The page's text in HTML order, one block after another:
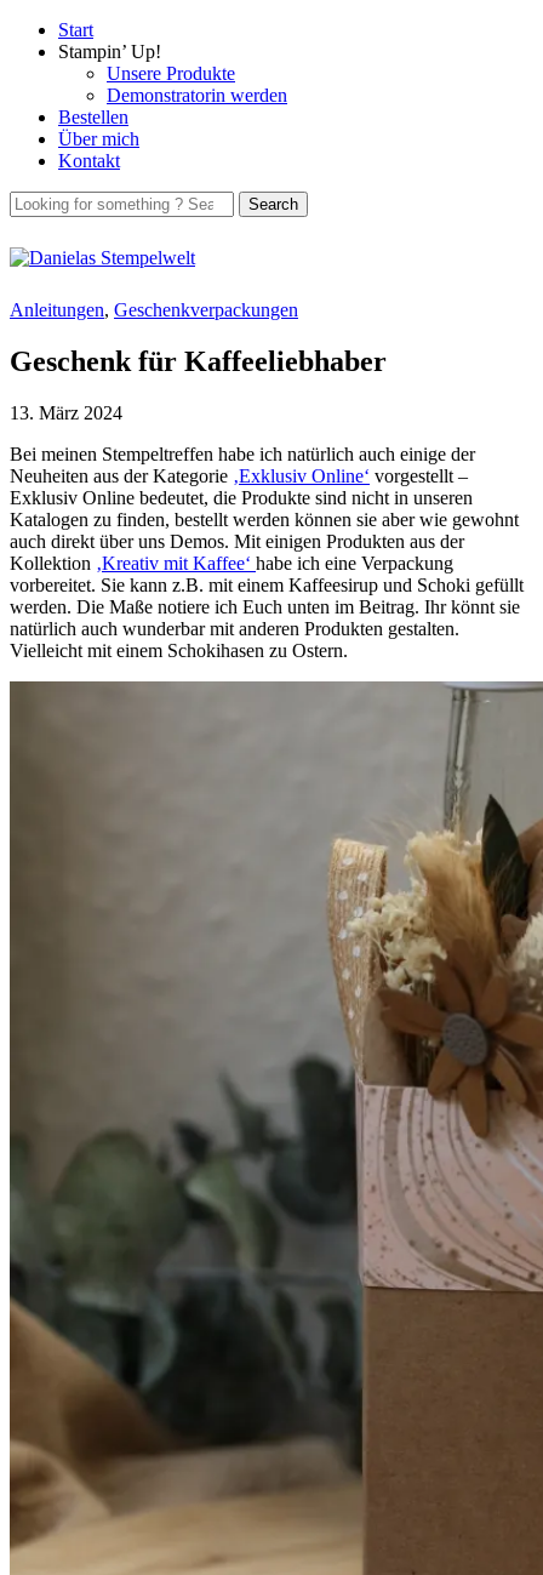
Start
Stampin’ Up!
Unsere Produkte
Demonstratorin werden
Bestellen
Über mich
Kontakt
Anleitungen, Geschenkverpackungen
Geschenk für Kaffeeliebhaber
13. März 2024
Bei meinen Stempeltreffen habe ich natürlich auch einige der
Neuheiten aus der Kategorie ‚Exklusiv Online‘ vorgestellt –
Exklusiv Online bedeutet, die Produkte sind nicht in unseren
Katalogen zu finden, bestellt werden können sie aber wie gewohnt
auch direkt über uns Demos. Mit einigen Produkten aus der
Kollektion ‚Kreativ mit Kaffee‘ habe ich eine Verpackung
vorbereitet. Sie kann z.B. mit einem Kaffeesirup und Schoki gefüllt
werden. Die Maße notiere ich Euch unten im Beitrag. Ihr könnt sie
natürlich auch wunderbar mit anderen Produkten gestalten.
Vielleicht mit einem Schokihasen zu Ostern.